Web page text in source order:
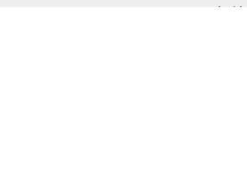
Android